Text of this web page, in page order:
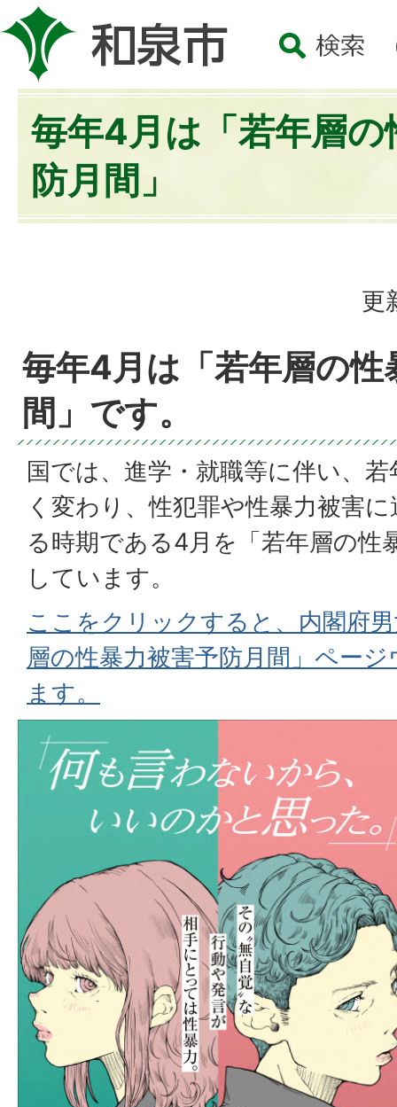
毎年4月は「若年層の
防月間」
更
毎年4月は「若年層の性
間」です。
国では、進学・就職等に伴い、
く変わり、性犯罪や性暴力被害
る時期である4月を「若年層の性
しています。
ここをクリックすると、内閣府
層の性暴力被害予防月間」ペー
ます。